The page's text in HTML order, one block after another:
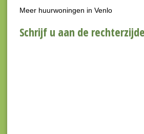
Meer huurwoningen in Venlo
Schrijf u aan de